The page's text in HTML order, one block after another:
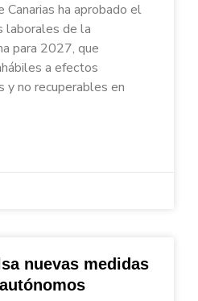
ha aprobado el
laborales de la
para 2027, que
a efectos
y no recuperables en
nuevas medidas